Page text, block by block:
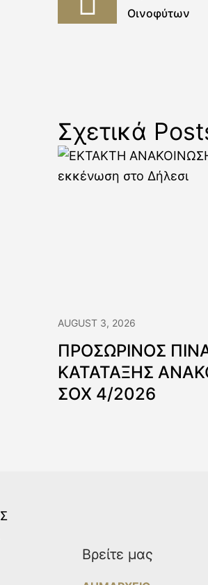
Οινοφύτων
Σχετικά
AUGUST 3, 2026
ΠΡΟΣΩΡΙΝΟΣ
ΚΑΤΑΤΑΞΗΣ
ΣΟΧ 4/2026
Βρείτε μας